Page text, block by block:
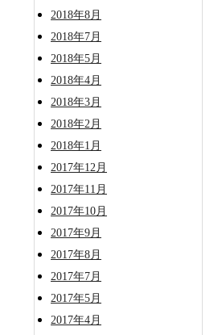
2018年8月
2018年7月
2018年5月
2018年4月
2018年3月
2018年2月
2018年1月
2017年12月
2017年11月
2017年10月
2017年9月
2017年8月
2017年7月
2017年5月
2017年4月